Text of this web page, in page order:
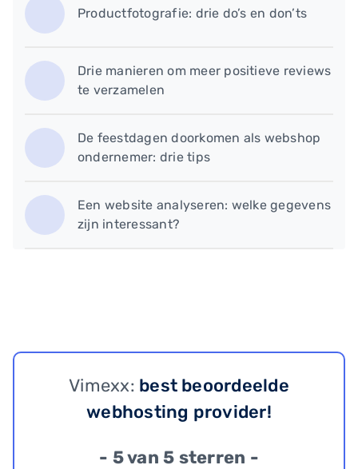
Productfotografie: drie do’s en don’ts
Drie manieren om meer positieve reviews
te verzamelen
De feestdagen doorkomen als webshop
ondernemer: drie tips
Een website analyseren: welke gegevens
zijn interessant?
Vimexx: best beoordeelde
webhosting provider!
- 5 van 5 sterren -